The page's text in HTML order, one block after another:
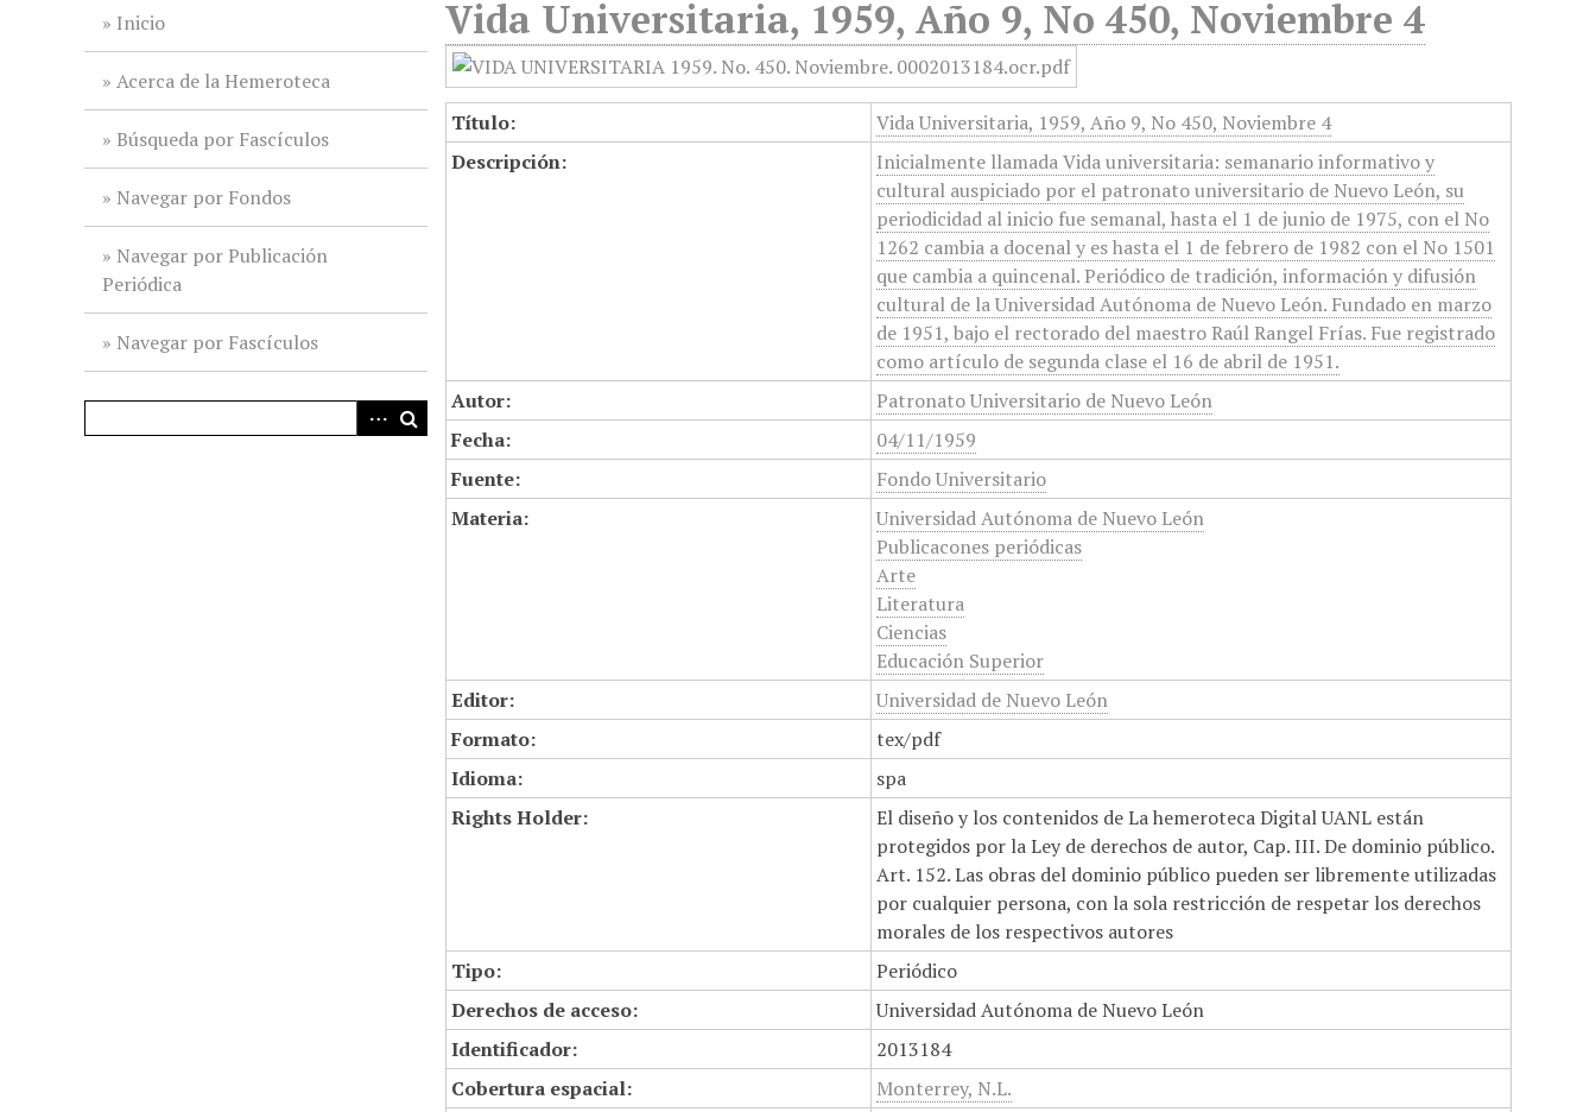
Inicio
Acerca de la Hemeroteca
Búsqueda por Fascículos
Navegar por Fondos
Navegar por Publicación
Periódica
Navegar por Fascículos
Vida Universitaria, 1959, Año 9, No 450, Noviembre 4
Título:
Vida Universitaria, 1959, Año 9, No 450, Noviembre 4
Descripción:
Inicialmente llamada Vida universitaria: semanario informativo y
cultural auspiciado por el patronato universitario de Nuevo León, su
periodicidad al inicio fue semanal, hasta el 1 de junio de 1975, con el No
1262 cambia a docenal y es hasta el 1 de febrero de 1982 con el No 1501
que cambia a quincenal. Periódico de tradición, información y difusión
cultural de la Universidad Autónoma de Nuevo León. Fundado en marzo
de 1951, bajo el rectorado del maestro Raúl Rangel Frías. Fue registrado
como artículo de segunda clase el 16 de abril de 1951.
Autor:
Patronato Universitario de Nuevo León
Fecha:
04/11/1959
Fuente:
Fondo Universitario
Materia:
Universidad Autónoma de Nuevo León
Publicacones periódicas
Arte
Literatura
Ciencias
Educación Superior
Editor:
Universidad de Nuevo León
Formato:
tex/pdf
Idioma:
spa
Rights Holder:
El diseño y los contenidos de La hemeroteca Digital UANL están
protegidos por la Ley de derechos de autor, Cap. III. De dominio público.
Art. 152. Las obras del dominio público pueden ser libremente utilizadas
por cualquier persona, con la sola restricción de respetar los derechos
morales de los respectivos autores
Tipo:
Periódico
Derechos de acceso:
Universidad Autónoma de Nuevo León
Identificador:
2013184
Cobertura espacial:
Monterrey, N.L.